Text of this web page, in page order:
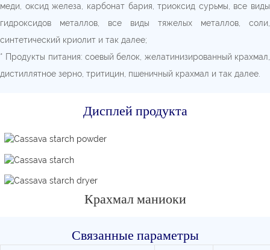
меди, оксид железа, карбонат бария, триоксид сурьмы, все виды
гидроксидов металлов, все виды тяжелых металлов, соли,
синтетический криолит и так далее;
* Продукты питания: соевый белок, желатинизированный крахмал,
дистиллятное зерно, тритицин, пшеничный крахмал и так далее.
Дисплей продукта
Крахмал маниоки
Связанные параметры